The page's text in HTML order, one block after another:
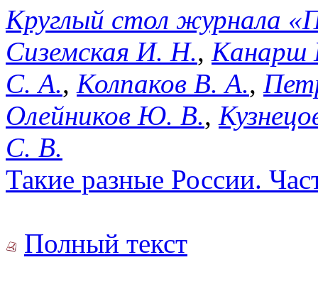
Круглый стол журнала
Сиземская И. Н., Канарш
С. А., Колпаков В. А.,
Олейников Ю. В.,
С. В.
Такие разные России.
Полный текст